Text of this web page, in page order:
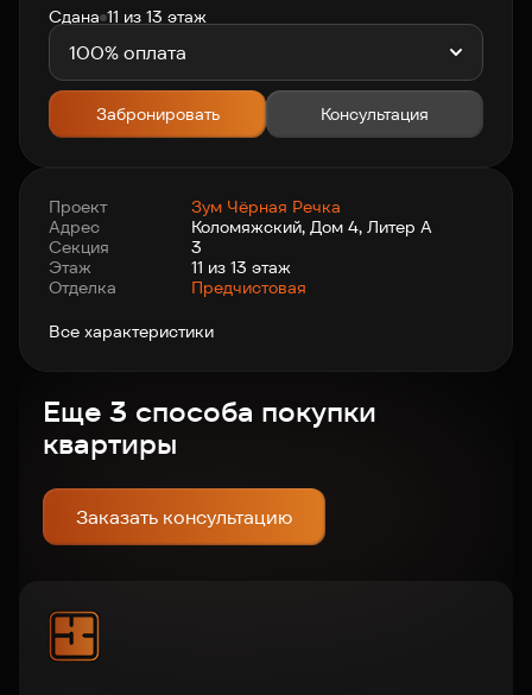
Связаться с нами
+7 812 703-55-55
Сдана 11 из 13 этаж
100% оплата
Забронировать Консультация
Проект
Зум Чёрная Речка
Адрес
Коломяжский, Дом 4, Литер А
Секция
3
Этаж
11 из 13 этаж
Отделка
Предчистовая
Все характеристики
Еще 3 способа покупки
квартиры
Заказать консультацию